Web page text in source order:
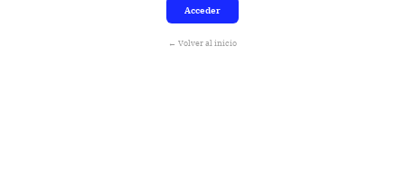
Acceder
← Volver al inicio